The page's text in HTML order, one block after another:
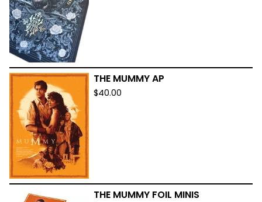
THE MUMMY AP
$40.00
THE MUMMY FOIL MINIS